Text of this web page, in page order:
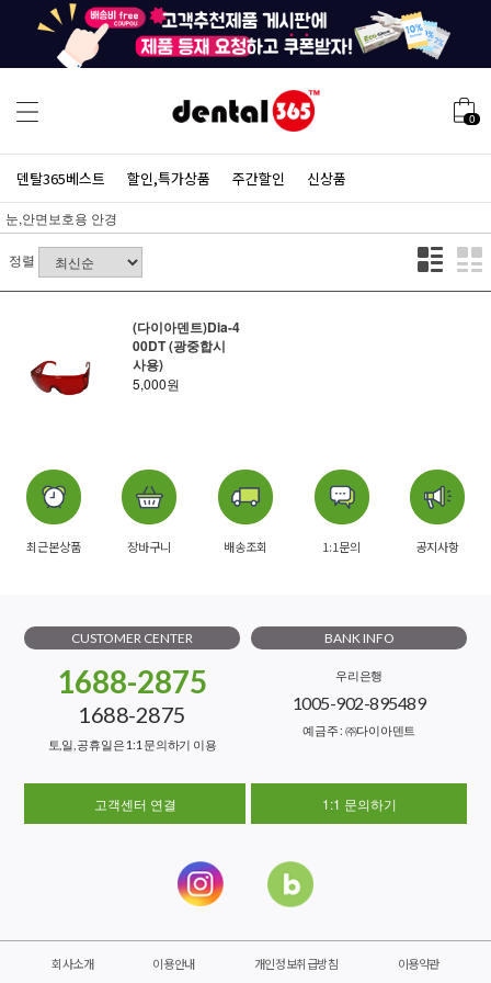
0
덴탈365베스트 할인,특가상품 주간할인 신상품
눈,안면보호용 안경
정렬
(다이아덴트)Dia-4
00DT (광중합시
사용)
5,000원
최근본상품 장바구니 배송조회 1:1문의 공지사항
CUSTOMER CENTER
1688-2875
1688-2875
토,일, 공휴일은 1:1 문의하기 이용
BANK INFO
우리은행
1005-902-895489
예금주 : ㈜다이아덴트
고객센터 연결 1:1 문의하기
회사소개 이용안내 개인정보취급방침 이용약관